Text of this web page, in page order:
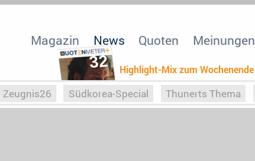
32 Highlight-Mix zum Wochenende
Magazin News Quoten Meinungen
Zeugnis26 Südkorea-Special Thunerts Thema